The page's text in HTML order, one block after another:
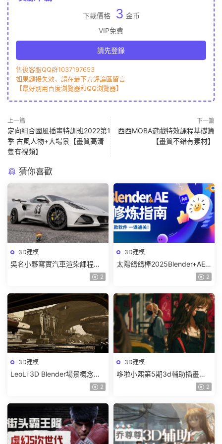
下載價格 3 金币
VIP免費
請先登錄
售後客服QQ群1037197653
如果鏈接失效，請在最下方評論區留言
【最好别用百度浏覽器和QQ浏覽器】
上一篇
定向組合國風插畫特訓班2022第1
季 古風人物+大場景【畫質高清
隻有視頻】
下一篇
西西MOBA遊戲特效課程基礎篇
【畫質不錯有素材】
猜你喜歡
3D建模
吳名小夥寫實汽車渲染課程
2025年結課C4D+OC【畫質高
2
3D建模
太陽鴿鴿棒2025Blender+AE
超級修煉指南【畫質高清有部2
3D建模
LeoLi 3D Blender場景概念設
計班第6期2023年【畫質高清2
3D建模
哆啦小熙第5期3d輔助插畫班
2023年【畫質不錯有大部分素
2